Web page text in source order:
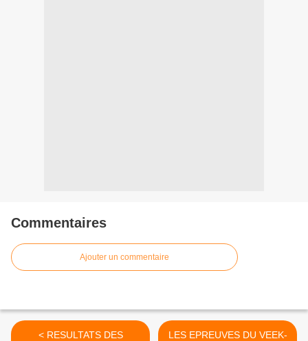
Commentaires
Ajouter un commentaire
< RESULTATS DES
LES EPREUVES DU VEEK-